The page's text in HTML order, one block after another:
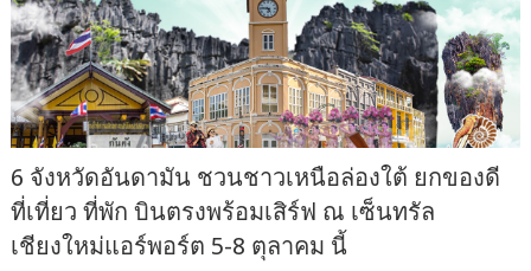
6 จังหวัดอันดามัน ชวนชาวเหนือล่องใต้ ยกของดี
ที่เที่ยว ที่พัก บินตรงพร้อมเสิร์ฟ ณ เซ็นทรัล
เชียงใหม่แอร์พอร์ต 5-8 ตุลาคม นี้